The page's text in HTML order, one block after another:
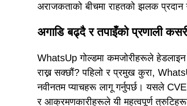
अराजकताको बीचमा राहतको झलक
अगाडि बढ्दै र तपाइँको प्रणाली
WhatsUp गोल्डमा कमजोरीहरूले
राख्न सक्छौं? पहिलो र प्रमुख कुरा,
नवीनतम प्याचहरू लागू गर्नुपर्छ। यसले
र आक्रमणकारीहरूले यी महत्वपूर्ण